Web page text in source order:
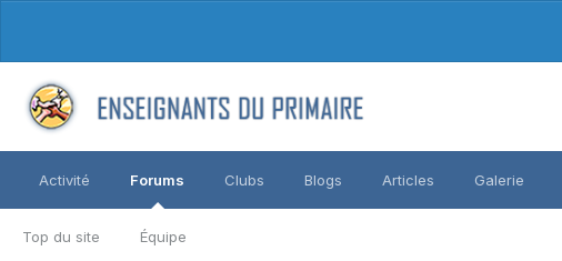
Activité Forums
Top du site Équipe
Clubs Blogs Articles Galerie